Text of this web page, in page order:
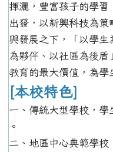
揮灑，豐富孩子的學
出發，以新興科技為
與發展之下，「以學生
為夥伴、以社區為後
教育的最大價值，為學
[本校特色]
一、傳統大型學校，
。
二、地區中心典範學校